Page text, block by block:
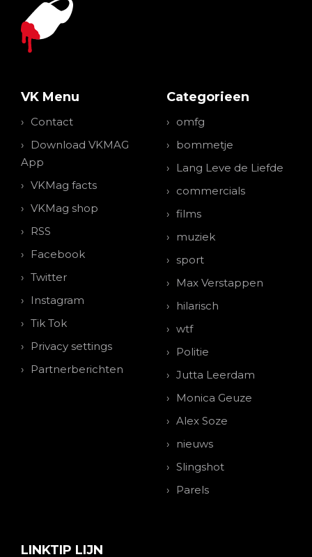
VK Menu
Contact
Download VKMAG
App
VKMag facts
VKMag shop
RSS
Facebook
Twitter
Instagram
Tik Tok
Privacy settings
Partnerberichten
Categorieen
omfg
bommetje
Lang Leve de Liefde
commercials
films
muziek
sport
Max Verstappen
hilarisch
wtf
Politie
Jutta Leerdam
Monica Geuze
Alex Soze
nieuws
Slingshot
Parels
LINKTIP LIJN